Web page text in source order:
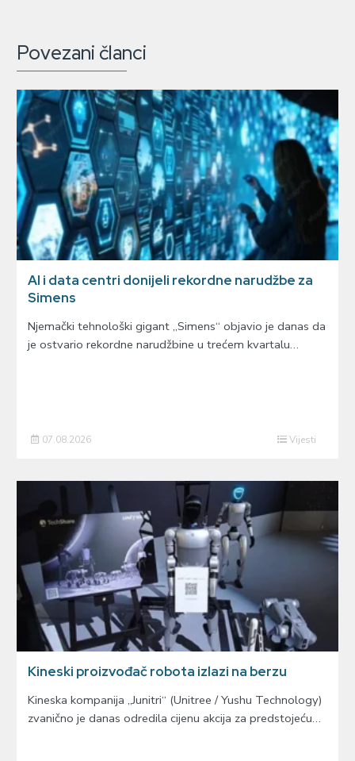
Povezani članci
AI i data centri donijeli rekordne narudžbe za
Simens
Njemački tehnološki gigant „Simens“ objavio je danas da
je ostvario rekordne narudžbine u trećem kvartalu…
07.08.2026 Vijesti
Kineski proizvođač robota izlazi na berzu
Kineska kompanija „Junitri“ (Unitree / Yushu Technology)
zvanično je danas odredila cijenu akcija za predstojeću…